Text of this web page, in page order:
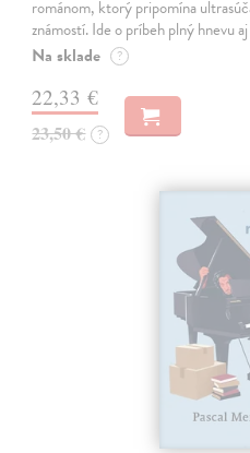
románom, ktorý pripomína
známostí. Ide o príbeh plný hnevu
Na sklade ?
22,33 €
23,50 € ?